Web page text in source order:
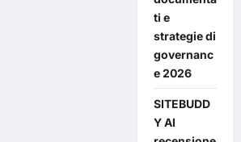
ti e
strategie di
governanc
e 2026
SITEBUDD
Y AI